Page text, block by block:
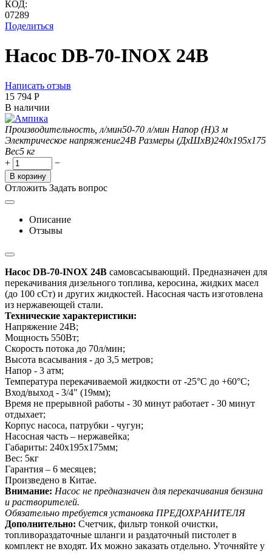
КОД:
07289
Поделиться
Насос DB-70-INOX 24В
Написать отзыв
15 794 Р
В наличии
Производительность, л/мин50-70 л/мин Напор (H)3 м
Электрическое напряжение24В Размеры (ДхШxВ)240х195х175
Вес5 кг
+
−
В корзину
Отложить Задать вопрос
Описание
Отзывы
Насос DB-70-INOX 24В самовсасывающий. Предназначен для
перекачивания дизельного топлива, керосина, жидких масел
(до 100 сСт) и других жидкостей. Насосная часть изготовлена
из нержавеющей стали.
Технические характеристики:
Напряжение 24В;
Мощность 550Вт;
Скорость потока до 70л/мин;
Высота всасывания - до 3,5 метров;
Напор - 3 атм;
Температура перекачиваемой жидкости от -25°C до +60°C;
Вход/выход - 3/4" (19мм);
Время не прерывной работы - 30 минут работает - 30 минут
отдыхает;
Корпус насоса, патрубки - чугун;
Насосная часть – нержавейка;
Габариты: 240х195х175мм;
Вес: 5кг
Гарантия – 6 месяцев;
Произведено в Китае.
Внимание: Насос не предназначен для перекачивания бензина
и растворителей.
Обязательно требуется установка ПРЕДОХРАНИТЕЛЯ
Дополнительно: Счетчик, фильтр тонкой очистки,
топливораздаточные шланги и раздаточный пистолет в
комплект не входят. Их можно заказать отдельно. Уточняйте у